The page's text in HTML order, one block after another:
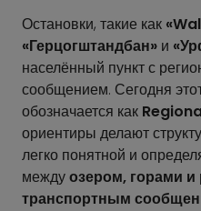
Остановки, такие как
«Герцогштандбан» и
населённый пункт с
сообщением. Сегодня
обозначается как
ориентиры делают
легко понятной и
междуозером, горами
транспортным